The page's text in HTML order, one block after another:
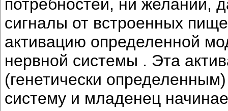
потребностей, ни желаний,
сигналы от встроенных
активацию определенной
нервной системы . Эта
(генетически
систему и младенец